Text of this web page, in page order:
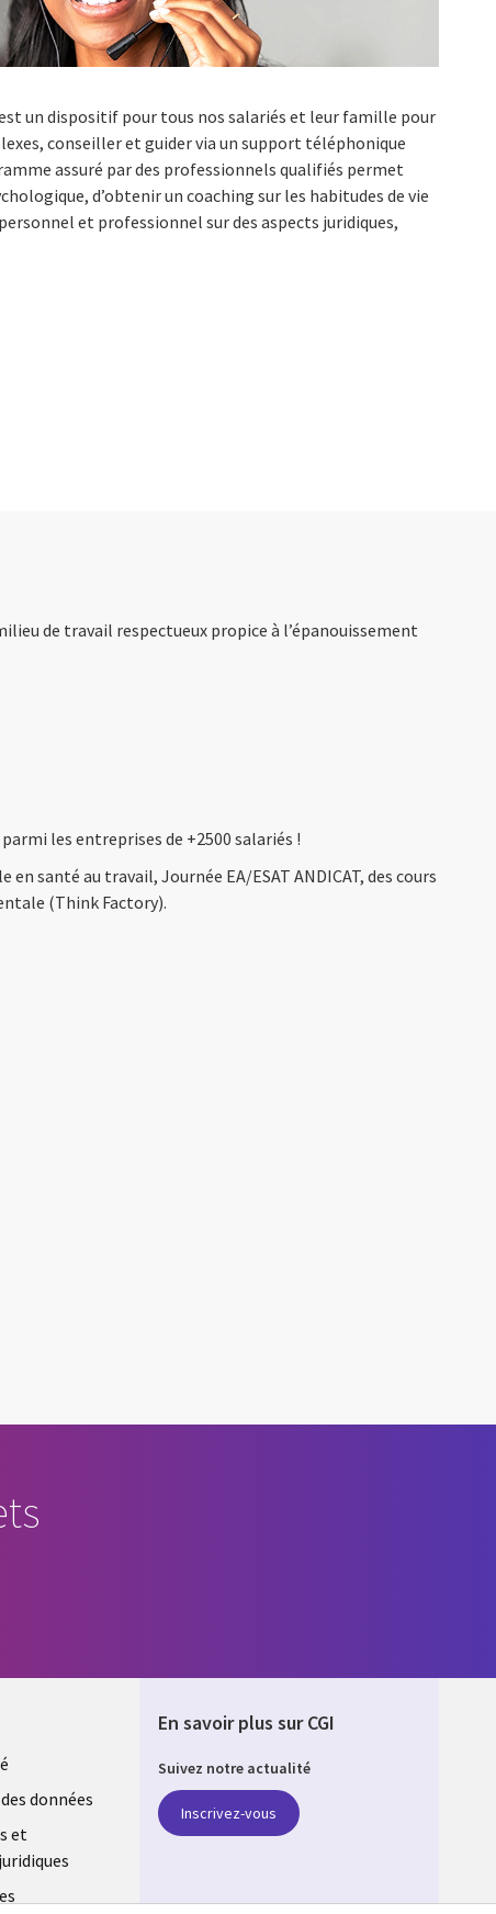
un dispositif pour tous nos salariés et leur famille pour
conseiller et guider via un support téléphonique
assuré par des professionnels qualifiés permet
d’obtenir un coaching sur les habitudes de vie
et professionnel sur des aspects juridiques,
de travail respectueux propice à l’épanouissement
les entreprises de +2500 salariés !
santé au travail, Journée EA/ESAT ANDICAT, des cours
(Think Factory).
données
et
En savoir plus sur CGI
Suivez notre actualité
Inscrivez-vous